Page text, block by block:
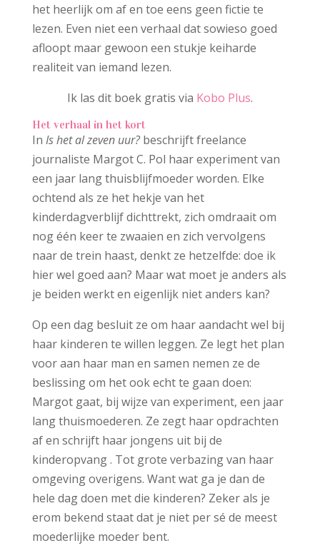
het heerlijk om af en toe eens geen fictie te
lezen. Even niet een verhaal dat sowieso goed
afloopt maar gewoon een stukje keiharde
realiteit van iemand lezen.
Ik las dit boek gratis via Kobo Plus.
Het verhaal in het kort
In Is het al zeven uur?beschrijft freelance
journaliste Margot C. Pol haar experiment van
een jaar lang thuisblijfmoeder worden. Elke
ochtend als ze het hekje van het
kinderdagverblijf dichttrekt, zich omdraait om
nog één keer te zwaaien en zich vervolgens
naar de trein haast, denkt ze hetzelfde: doe ik
hier wel goed aan? Maar wat moet je anders als
je beiden werkt en eigenlijk niet anders kan?
Op een dag besluit ze om haar aandacht wel bij
haar kinderen te willen leggen. Ze legt het plan
voor aan haar man en samen nemen ze de
beslissing om het ook echt te gaan doen:
Margot gaat, bij wijze van experiment, een jaar
lang thuismoederen. Ze zegt haar opdrachten
af en schrijft haar jongens uit bij de
kinderopvang . Tot grote verbazing van haar
omgeving overigens. Want wat ga je dan de
hele dag doen met die kinderen? Zeker als je
erom bekend staat dat je niet per sé de meest
moederlijke moeder bent.